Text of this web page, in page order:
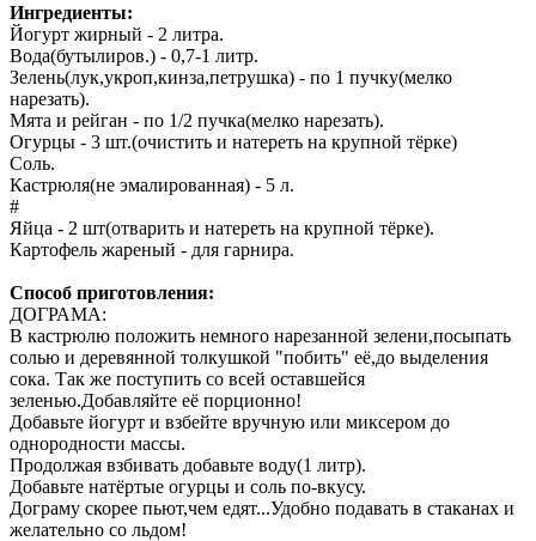
Ингредиенты:
Йогурт жирный - 2 литра.
Вода(бутылиров.) - 0,7-1 литр.
Зелень(лук,укроп,кинза,петрушка) - по 1 пучку(мелко
нарезать).
Мята и рейган - по 1/2 пучка(мелко нарезать).
Огурцы - 3 шт.(очистить и натереть на крупной тёрке)
Соль.
Кастрюля(не эмалированная) - 5 л.
#
Яйца - 2 шт(отварить и натереть на крупной тёрке).
Картофель жареный - для гарнира.
Способ приготовления:
ДОГРАМА:
В кастрюлю положить немного нарезанной зелени,посыпать
солью и деревянной толкушкой "побить" её,до выделения
сока. Так же поступить со всей оставшейся
зеленью.Добавляйте её порционно!
Добавьте йогурт и взбейте вручную или миксером до
однородности массы.
Продолжая взбивать добавьте воду(1 литр).
Добавьте натёртые огурцы и соль по-вкусу.
Дограму скорее пьют,чем едят...Удобно подавать в стаканах и
желательно со льдом!